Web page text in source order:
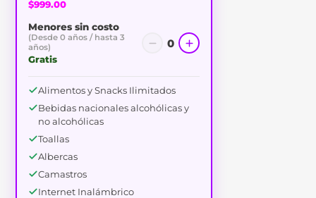
$999.00
Menores sin costo
(Desde 0 años / hasta 3
años)
Gratis
0
Alimentos y Snacks Ilimitados
Bebidas nacionales alcohólicas y
no alcohólicas
Toallas
Albercas
Camastros
Internet Inalámbrico